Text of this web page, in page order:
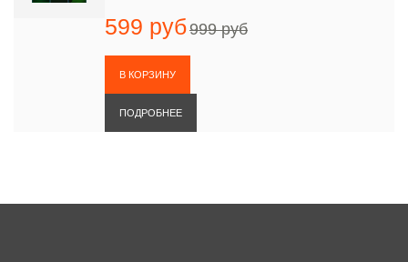
599 руб999 руб
ПОДРОБНЕЕ